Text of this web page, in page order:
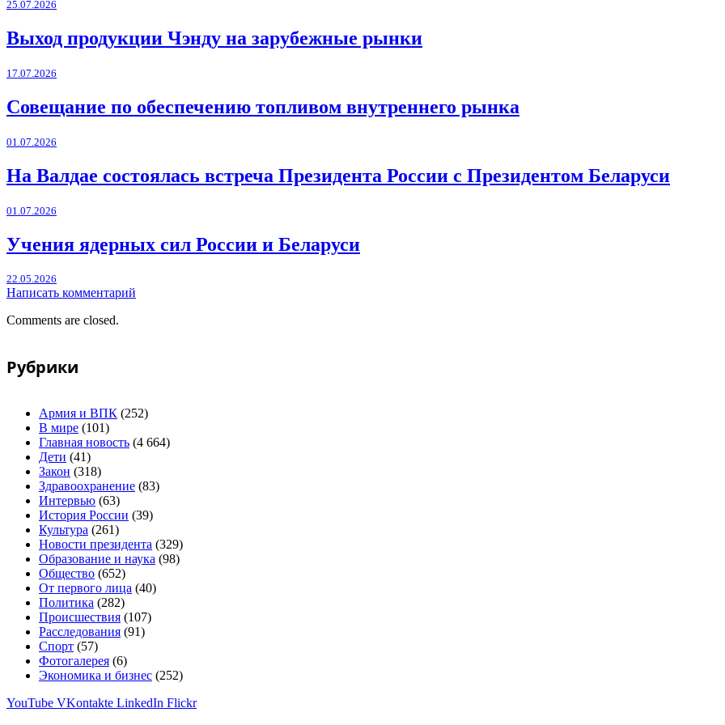
25.07.2026
Выход продукции Чэнду на зарубежные рынки
17.07.2026
Совещание по обеспечению топливом внутреннего рынка
01.07.2026
На Валдае состоялась встреча Президента России с Президентом Беларуси
01.07.2026
Учения ядерных сил России и Беларуси
22.05.2026
Написать комментарий
Comments are closed.
Рубрики
Армия и ВПК (252)
В мире (101)
Главная новость (4 664)
Дети (41)
Закон (318)
Здравоохранение (83)
Интервью (63)
История России (39)
Культура (261)
Новости президента (329)
Образование и наука (98)
Общество (652)
От первого лица (40)
Политика (282)
Происшествия (107)
Расследования (91)
Спорт (57)
Фотогалерея (6)
Экономика и бизнес (252)
YouTube VKontakte LinkedIn Flickr